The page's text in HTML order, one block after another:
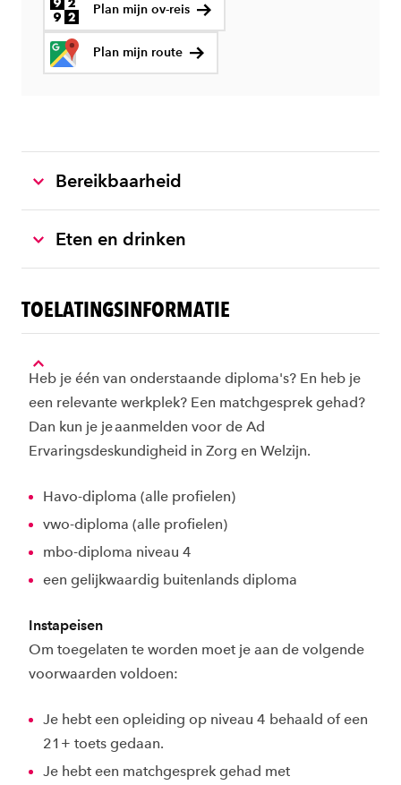
Plan mijn ov-reis
Plan mijn route
Bereikbaarheid
Eten en drinken
TOELATINGSINFORMATIE
Heb je één van onderstaande diploma's? En heb je
een relevante werkplek? Een matchgesprek gehad?
Dan kun je je aanmelden voor de Ad
Ervaringsdeskundigheid in Zorg en Welzijn.
Havo-diploma (alle profielen)
vwo-diploma (alle profielen)
mbo-diploma niveau 4
een gelijkwaardig buitenlands diploma
Instapeisen
Om toegelaten te worden moet je aan de volgende
voorwaarden voldoen:
Je hebt een opleiding op niveau 4 behaald of een
21+ toets gedaan.
Je hebt een matchgesprek gehad met